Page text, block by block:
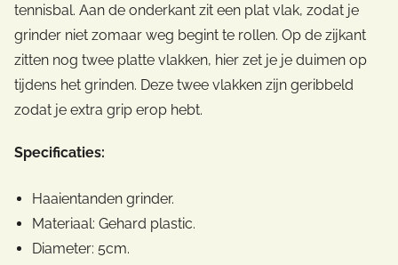
tennisbal. Aan de onderkant zit een plat vlak, zodat je
grinder niet zomaar weg begint te rollen. Op de zijkant
zitten nog twee platte vlakken, hier zet je je duimen op
tijdens het grinden. Deze twee vlakken zijn geribbeld
zodat je extra grip erop hebt.
Specificaties:
Haaientanden grinder.
Materiaal: Gehard plastic.
Diameter: 5cm.